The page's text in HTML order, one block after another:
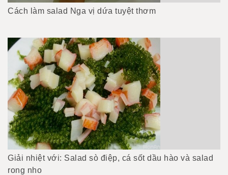
Cách làm salad Nga vị dứa tuyệt thơm
Giải nhiệt với: Salad sò điệp, cá sốt dầu hào và salad
rong nho